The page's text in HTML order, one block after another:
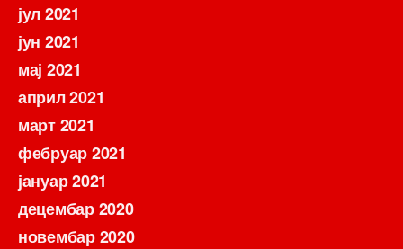
јул 2021
јун 2021
мај 2021
април 2021
март 2021
фебруар 2021
јануар 2021
децембар 2020
новембар 2020